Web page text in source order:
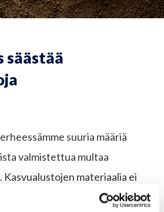
suuria määriä
valmistettua multaa
materiaalia ei
ne tehdään hyödyntämällä